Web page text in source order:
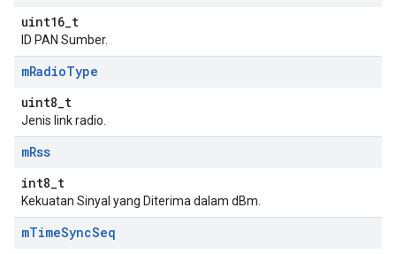
uint16_t
ID PAN Sumber.
mRadioType
uint8_t
Jenis link radio.
mRss
int8_t
Kekuatan Sinyal yang Diterima dalam dBm.
mTimeSyncSeq